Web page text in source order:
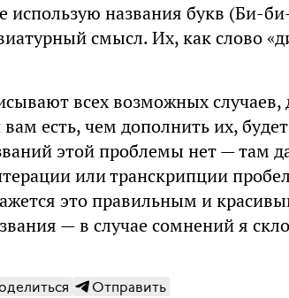
использую названия букв (Би-
смысл. Их, как слово
всех возможных случаев,
есть, чем дополнить их,
этой проблемы нет — там
или транскрипции
это правильным и
— в случае сомнений я
Отправить